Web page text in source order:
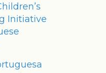
Initiative